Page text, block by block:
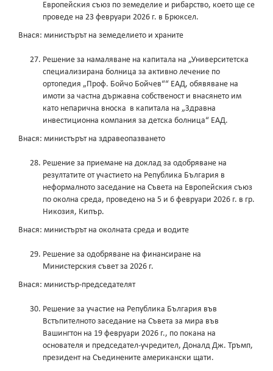
Европейския съюз по земеделие и рибарство, което ще се
проведе на 23 февруари 2026 г. в Брюксел.
Внася: министърът на земеделието и храните
Решение за намаляване на капитала на „Университетска
специализирана болница за активно лечение по
ортопедия „Проф. Бойчо Бойчев““ ЕАД, обявяване на
имоти за частна държавна собственост и внасянето им
като непарична вноска в капитала на „Здравна
инвестиционна компания за детска болница“ ЕАД.
Внася: министърът на здравеопазването
Решение за приемане на доклад за одобряване на
резултатите от участието на Република България в
неформалното заседание на Съвета на Европейския съюз
по околна среда, проведено на 5 и 6 февруари 2026 г. в гр.
Никозия, Кипър.
Внася: министърът на околната среда и водите
Решение за одобряване на финансиране на
Министерския съвет за 2026 г.
Внася: министър-председателят
Решение за участие на Република България във
Встъпителното заседание на Съвета за мира във
Вашингтон на 19 февруари 2026 г., по покана на
основателя и председател-учредител, Доналд Дж. Тръмп,
президент на Съединените американски щати.